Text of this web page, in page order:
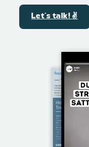
Let´s talk! ✌️